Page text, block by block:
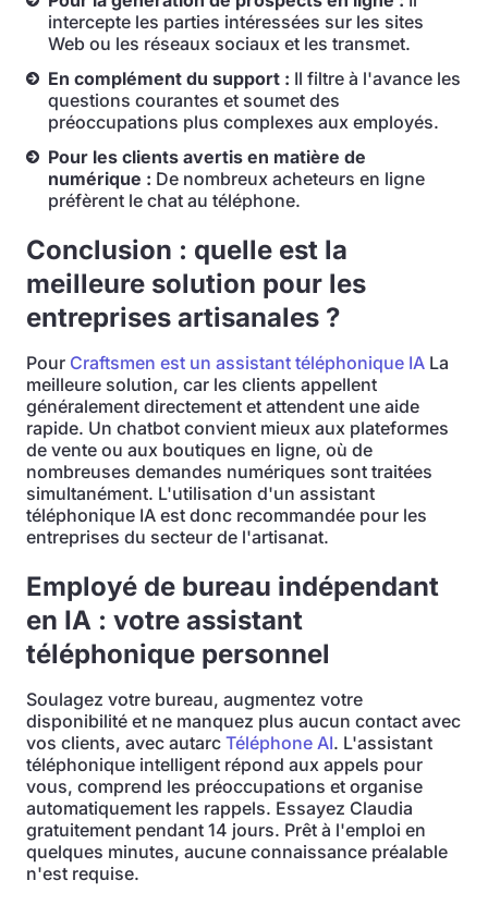
intercepte les parties intéressées sur les sites
Web ou les réseaux sociaux et les transmet.
En complément du support : Il filtre à l'avance les
questions courantes et soumet des
préoccupations plus complexes aux employés.
Pour les clients avertis en matière de
numérique : De nombreux acheteurs en ligne
préfèrent le chat au téléphone.
Conclusion : quelle est la
meilleure solution pour les
entreprises artisanales ?
Pour Craftsmen est un assistant téléphonique IA La
meilleure solution, car les clients appellent
généralement directement et attendent une aide
rapide. Un chatbot convient mieux aux plateformes
de vente ou aux boutiques en ligne, où de
nombreuses demandes numériques sont traitées
simultanément. L'utilisation d'un assistant
téléphonique IA est donc recommandée pour les
entreprises du secteur de l'artisanat.
Employé de bureau indépendant
en IA : votre assistant
téléphonique personnel
Soulagez votre bureau, augmentez votre
disponibilité et ne manquez plus aucun contact avec
vos clients, avec autarc Téléphone AI. L'assistant
téléphonique intelligent répond aux appels pour
vous, comprend les préoccupations et organise
automatiquement les rappels. Essayez Claudia
gratuitement pendant 14 jours. Prêt à l'emploi en
quelques minutes, aucune connaissance préalable
n'est requise.